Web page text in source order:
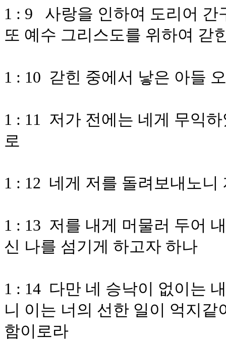
1 : 9 사랑을 인하여 도리어 간
또 예수 그리스도를 위하여 갇
1 : 10 갇힌 중에서 낳은 아들
1 : 11 저가 전에는 네게 무익
로
1 : 12 네게 저를 돌려보내노니
1 : 13 저를 내게 머물러 두어
신 나를 섬기게 하고자 하나
1 : 14 다만 네 승낙이 없이는
니 이는 너의 선한 일이 억지
함이로라